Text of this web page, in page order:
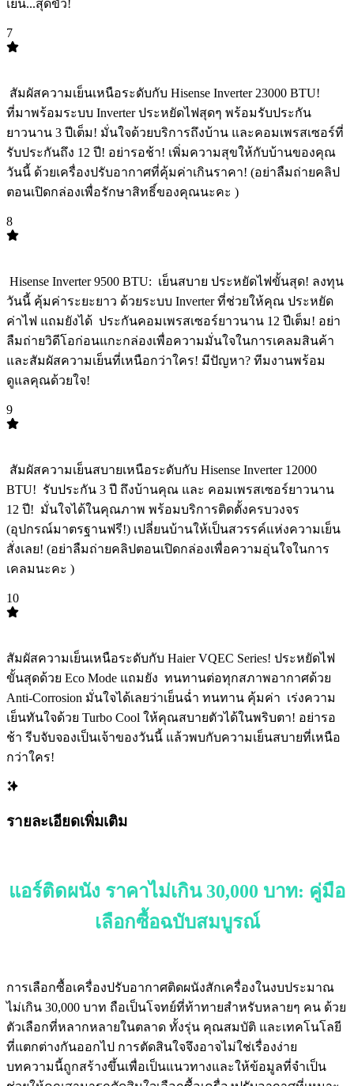
เย็น...สุดขั้ว!
7
️ สัมผัสความเย็นเหนือระดับกับ Hisense Inverter 23000 BTU! ️
ที่มาพร้อมระบบ Inverter ประหยัดไฟสุดๆ พร้อมรับประกัน
ยาวนาน 3 ปีเต็ม! มั่นใจด้วยบริการถึงบ้าน และคอมเพรสเซอร์ที่
รับประกันถึง 12 ปี! อย่ารอช้า! เพิ่มความสุขให้กับบ้านของคุณ
วันนี้ ด้วยเครื่องปรับอากาศที่คุ้มค่าเกินราคา! (อย่าลืมถ่ายคลิป
ตอนเปิดกล่องเพื่อรักษาสิทธิ์ของคุณนะคะ )
8
️ Hisense Inverter 9500 BTU: ️ เย็นสบาย ประหยัดไฟขั้นสุด! ลงทุน
วันนี้ คุ้มค่าระยะยาว ด้วยระบบ Inverter ที่ช่วยให้คุณ ประหยัด
ค่าไฟ แถมยังได้ ️ ประกันคอมเพรสเซอร์ยาวนาน 12 ปีเต็ม! อย่า
ลืมถ่ายวิดีโอก่อนแกะกล่องเพื่อความมั่นใจในการเคลมสินค้า
และสัมผัสความเย็นที่เหนือกว่าใคร! มีปัญหา? ทีมงานพร้อม
ดูแลคุณด้วยใจ! ️
9
️ สัมผัสความเย็นสบายเหนือระดับกับ Hisense Inverter 12000
BTU! ️ รับประกัน 3 ปี ถึงบ้านคุณ และ คอมเพรสเซอร์ยาวนาน
12 ปี! ️ มั่นใจได้ในคุณภาพ พร้อมบริการติดตั้งครบวงจร
(อุปกรณ์มาตรฐานฟรี!) เปลี่ยนบ้านให้เป็นสวรรค์แห่งความเย็น
สั่งเลย! (อย่าลืมถ่ายคลิปตอนเปิดกล่องเพื่อความอุ่นใจในการ
เคลมนะคะ )
10
สัมผัสความเย็นเหนือระดับกับ Haier VQEC Series! ประหยัดไฟ
ขั้นสุดด้วย Eco Mode แถมยัง ️ ทนทานต่อทุกสภาพอากาศด้วย
Anti-Corrosion มั่นใจได้เลยว่าเย็นฉ่ำ ทนทาน คุ้มค่า ️ เร่งความ
เย็นทันใจด้วย Turbo Cool ให้คุณสบายตัวได้ในพริบตา! อย่ารอ
ช้า รีบจับจองเป็นเจ้าของวันนี้ แล้วพบกับความเย็นสบายที่เหนือ
กว่าใคร!
รายละเอียดเพิ่มเติม
แอร์ติดผนัง ราคาไม่เกิน 30,000 บาท: คู่มือ
เลือกซื้อฉบับสมบูรณ์
การเลือกซื้อเครื่องปรับอากาศติดผนังสักเครื่องในงบประมาณ
ไม่เกิน 30,000 บาท ถือเป็นโจทย์ที่ท้าทายสำหรับหลายๆ คน ด้วย
ตัวเลือกที่หลากหลายในตลาด ทั้งรุ่น คุณสมบัติ และเทคโนโลยี
ที่แตกต่างกันออกไป การตัดสินใจจึงอาจไม่ใช่เรื่องง่าย
บทความนี้ถูกสร้างขึ้นเพื่อเป็นแนวทางและให้ข้อมูลที่จำเป็น